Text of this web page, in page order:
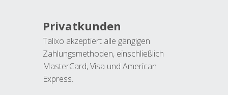
Privatkunden
Talixo akzeptiert alle gängigen
Zahlungsmethoden, einschließlich
MasterCard, Visa und American
Express.